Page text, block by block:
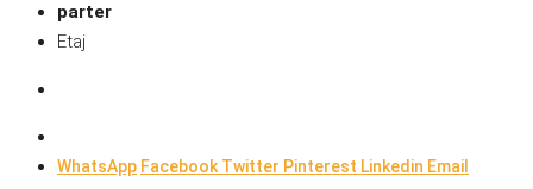
parter
Etaj
WhatsApp FacebookTwitter Pinterest Linkedin Email